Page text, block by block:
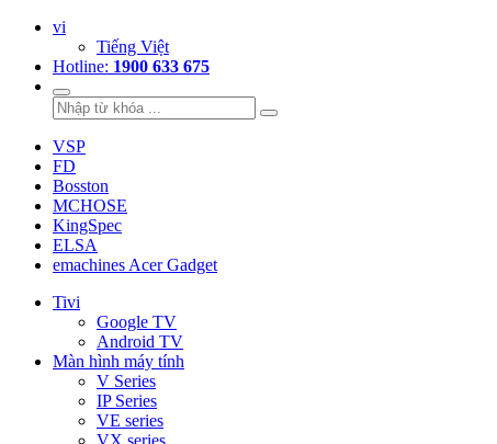
vi
Tiếng Việt
Hotline: 1900 633 675
VSP
FD
Bosston
MCHOSE
KingSpec
ELSA
emachines Acer Gadget
Tivi
Google TV
Android TV
Màn hình máy tính
V Series
IP Series
VE series
VX series